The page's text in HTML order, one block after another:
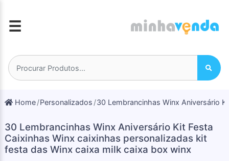
☰
Home Personalizados 30 Lembrancinhas Winx Aniversário
30 Lembrancinhas Winx Aniversário Kit Festa
Caixinhas Winx caixinhas personalizadas kit
festa das Winx caixa milk caixa box winx